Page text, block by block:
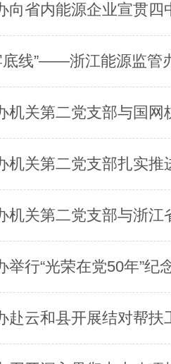
向省内能源企业宣贯四
举行“光荣在党50年”纪
赴云和县开展结对帮扶